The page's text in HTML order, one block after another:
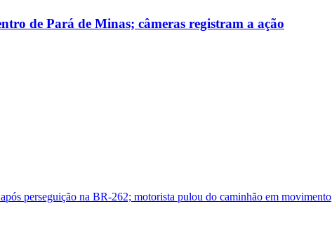
de Pará de Minas; câmeras registram a ação
perseguição na BR-262; motorista pulou do caminhão em movimento